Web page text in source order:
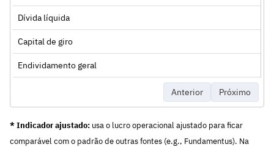
Dívida líquida
Capital de giro
Endividamento geral
Anterior Próximo
* Indicador ajustado: usa o lucro operacional ajustado para ficar
comparável com o padrão de outras fontes (e.g., Fundamentus). Na